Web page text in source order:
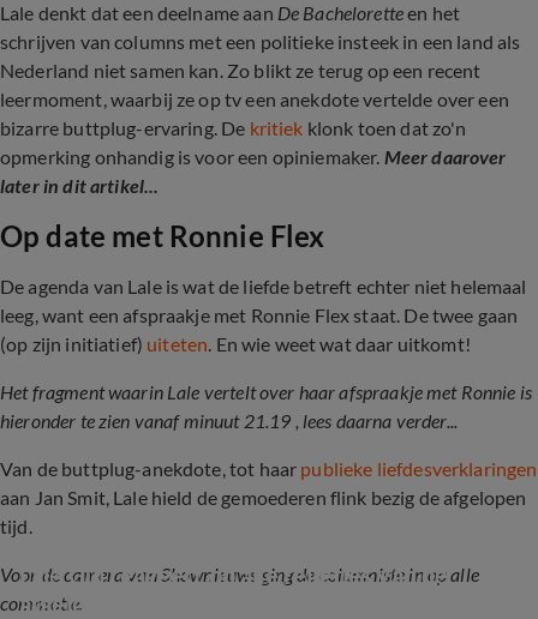
Lale denkt dat een deelname aan De Bacheloretteen het
schrijven van columns met een politieke insteek in een land als
Nederland niet samen kan. Zo blikt ze terug op een recent
leermoment, waarbij ze op tv een anekdote vertelde over een
bizarre buttplug-ervaring. De kritiek klonk toen dat zo'n
opmerking onhandig is voor een opiniemaker. Meer daarover
later in dit artikel...
Op date met Ronnie Flex
De agenda van Lale is wat de liefde betreft echter niet helemaal
leeg, want een afspraakje met Ronnie Flex staat. De twee gaan
(op zijn initiatief) uiteten. En wie weet wat daar uitkomt!
Het fragment waarin Lale vertelt over haar afspraakje met Ronnie is
hieronder te zien vanaf minuut 21.19 , lees daarna verder...
Van de buttplug-anekdote, tot haar publieke liefdesverklaringen
aan Jan Smit, Lale hield de gemoederen flink bezig de afgelopen
tijd.
Voor de camera van Shownieuws ging de columniste in op alle
commotie:
Lale Gül reageert op alle relletjes van de
afgelopen periode rondom haar